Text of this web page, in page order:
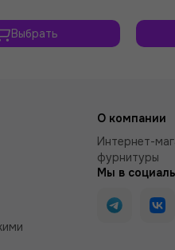
Выбрать
О компании
Интернет-
фурнитуры
Мы в